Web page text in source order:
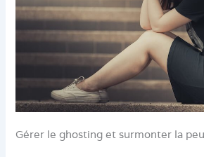
Gérer le ghosting et surmonter la